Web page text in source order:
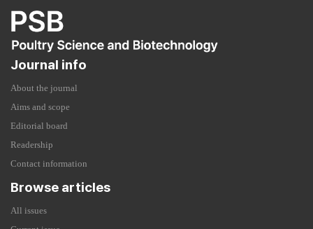
Journal info
About the journal
Aims and scope
Editorial board
Readership
Contact information
Browse articles
All issues